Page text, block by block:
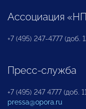
Ассоциация
+7 (495) 247-4777 (доб.
Пресс-служба
+7 (495) 247 4777 (доб.
pressa@opora.ru